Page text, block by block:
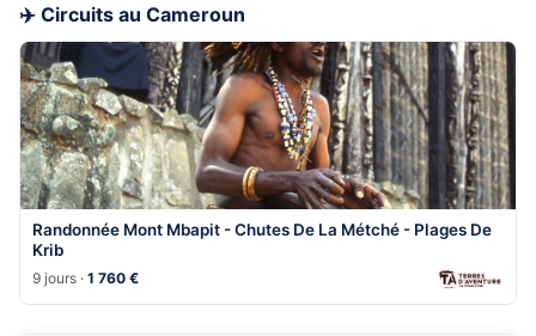
✈️ Circuits au Cameroun
Randonnée Mont Mbapit - Chutes De La Métché - Plages De
Krib
9 jours ·1 760 €